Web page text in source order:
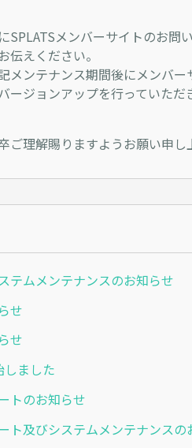
SPLATSメンバーサイトのお問
えください。
メンテナンス期間後にメンバー
ージョンアップを行っていただ
理解賜りますようお願い申し
ムメンテナンスのお知らせ
せ
せ
ました
トのお知らせ
及びシステムメンテナンスの